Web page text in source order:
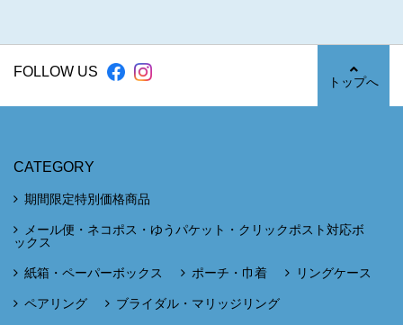
FOLLOW US
トップへ
CATEGORY
期間限定特別価格商品
メール便・ネコポス・ゆうパケット・クリックポスト対応ボ
ックス
紙箱・ペーパーボックス ポーチ・巾着 リングケース
ペアリング ブライダル・マリッジリング